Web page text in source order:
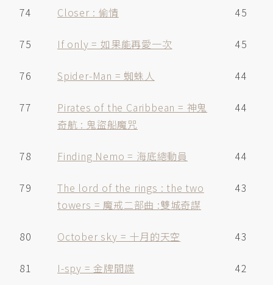
74 Closer : 偷情 45
75 If only = 如果能再愛一次 45
76 Spider-Man = 蜘蛛人 44
77
Pirates of the Caribbean = 神鬼
奇航 : 鬼盜船魔咒
44
78 Finding Nemo = 海底總動員 44
79
The lord of the rings : the two
towers = 魔戒二部曲 :雙城奇謀
43
80 October sky = 十月的天空 43
81 I-spy = 金牌間諜 42